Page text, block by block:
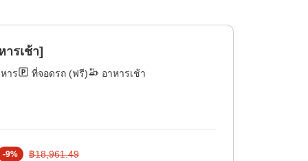
รเช้า]
าร ที่จอดรถ (ฟรี)
อาหารเช้า
-9% ฿18,961.49